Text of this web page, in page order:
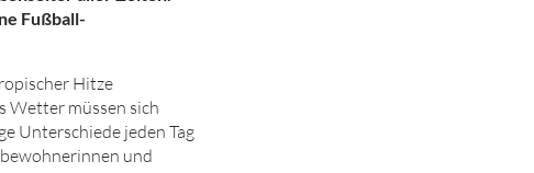
Fußball-
Hitze
Wetter müssen sich
Unterschiede jeden Tag
und